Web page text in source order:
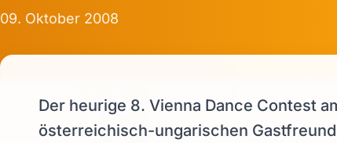
09. Oktober 2008
Der heurige 8. Vienna Dance Contest
österreichisch-ungarischen